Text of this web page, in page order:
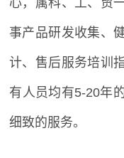
心，属科、工、贸
事产品研发收集、
计、售后服务培训
有人员均有5-20年
细致的服务。